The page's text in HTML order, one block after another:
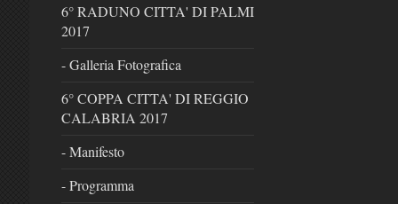
6° RADUNO CITTA' DI PALMI
2017
- Galleria Fotografica
6° COPPA CITTA' DI REGGIO
CALABRIA 2017
- Manifesto
- Programma